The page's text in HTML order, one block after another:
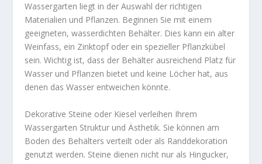
Wassergarten liegt in der Auswahl der richtigen
Materialien und Pflanzen. Beginnen Sie mit einem
geeigneten, wasserdichten Behälter. Dies kann ein alter
Weinfass, ein Zinktopf oder ein spezieller Pflanzkübel
sein. Wichtig ist, dass der Behälter ausreichend Platz für
Wasser und Pflanzen bietet und keine Löcher hat, aus
denen das Wasser entweichen könnte.
Dekorative Steine oder Kiesel verleihen Ihrem
Wassergarten Struktur und Ästhetik. Sie können am
Boden des Behälters verteilt oder als Randdekoration
genutzt werden. Steine dienen nicht nur als Hingucker,